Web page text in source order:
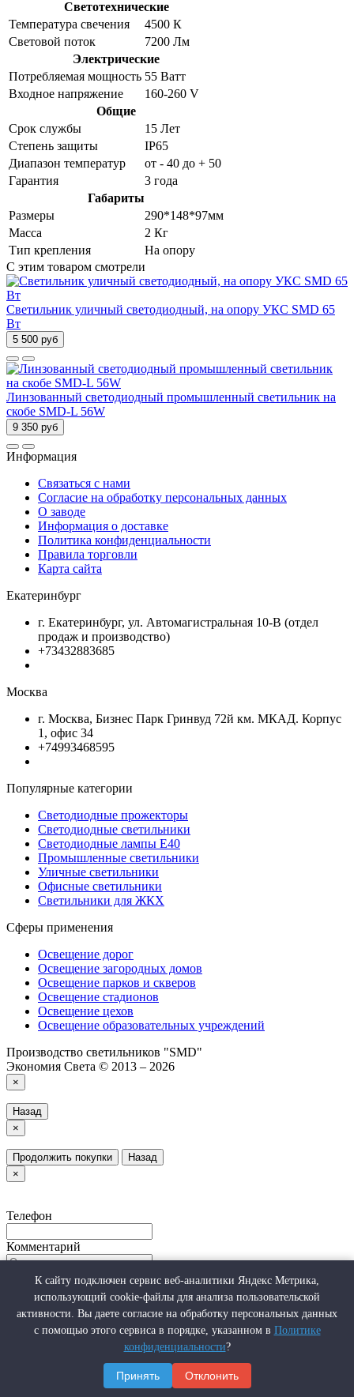
Светотехнические
Температура свечения
4500 К
Световой поток
7200 Лм
Электрические
Потребляемая мощность 55 Ватт
Входное напряжение
160-260 V
Общие
Срок службы
15 Лет
Степень защиты
IP65
Диапазон температур
от - 40 до + 50
Гарантия
3 года
Габариты
Размеры
290*148*97мм
Масса
2 Кг
Тип крепления
На опору
C этим товаром смотрели
Светильник уличный светодиодный, на опору УКС SMD 65
Вт
5 500 руб
Линзованный светодиодный промышленный светильник на
скобе SMD-L 56W
9 350 руб
Информация
Связаться с нами
Согласие на обработку персональных данных
О заводе
Информация о доставке
Политика конфиденциальности
Правила торговли
Карта сайта
Екатеринбург
г. Екатеринбург, ул. Автомагистральная 10-В (отдел
продаж и производство)
+73432883685
Москва
г. Москва, Бизнес Парк Гринвуд 72й км. МКАД. Корпус
1, офис 34
+74993468595
Популярные категории
Светодиодные прожекторы
Светодиодные светильники
Светодиодные лампы Е40
Промышленные светильники
Уличные светильники
Офисные светильники
Светильники для ЖКХ
Сферы применения
Освещение дорог
Освещение загородных домов
Освещение парков и скверов
Освещение стадионов
Освещение цехов
Освещение образовательных учреждений
Производство светильников "SMD"
Экономия Света © 2013 – 2026
×
Назад
×
Продолжить покупки
Назад
×
Телефон
Комментарий
Я подтверждаю ознакомление и даюСогласие на
обработку персональных данных, в порядке и на условиях,
указанных в Политике конфиденциальности
Нажмите Отправить чтобы сделать запрос, и мы вам скоро перезвоним
К сайту подключен сервис веб-аналитики Яндекс Метрика,
использующий cookie-файлы для анализа пользовательской
активности. Вы даете согласие на обработку персональных данных
с помощью этого сервиса в порядке, указанном в Политике
конфиденциальности?
Принять Отклонить